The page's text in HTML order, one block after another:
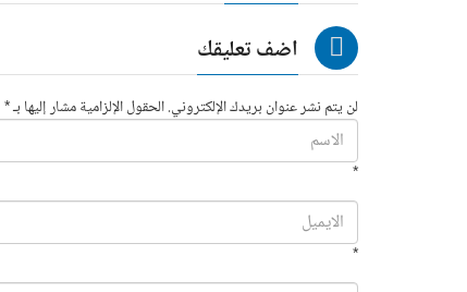
اضف تعليقك
لن يتم نشر عنوان بريدك الإلكتروني. الحقول الإلزامية مشار إليها بـ *
*
*